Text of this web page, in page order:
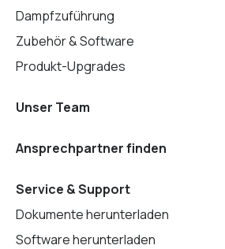
Dampfzuführung
Zubehör & Software
Produkt-Upgrades
Unser Team
Ansprechpartner finden
Service & Support
Dokumente herunterladen
Software herunterladen